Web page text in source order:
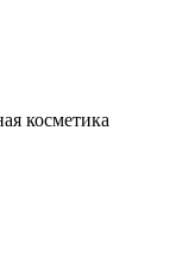
косметика